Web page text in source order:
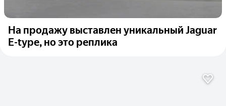
На продажу выставлен уникальный Jaguar
E-type, но это реплика